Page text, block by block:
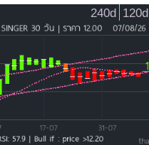
120d
240d